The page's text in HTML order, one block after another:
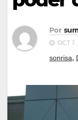
Por
OCT 7,
sonrisa,